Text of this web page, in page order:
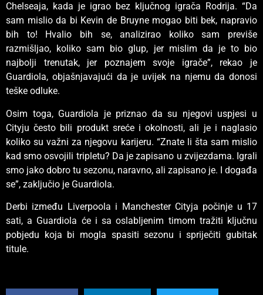
Chelseaja, kada je igrao bez ključnog igrača Rodrija. “Da
sam mislio da bi Kevin de Bruyne mogao biti bek, napravio
bih to! Hvalio bih se, analizirao koliko sam previše
razmišljao, koliko sam bio glup, jer mislim da je to bio
najbolji trenutak, jer poznajem svoje igrače”, rekao je
Guardiola, objašnjavajući da je uvijek na njemu da donosi
teške odluke.
Osim toga, Guardiola je priznao da su njegovi uspjesi u
Cityju često bili produkt sreće i okolnosti, ali je i naglasio
koliko su važni za njegovu karijeru. “Znate li šta sam mislio
kad smo osvojili tripletu? Da je zapisano u zvijezdama. Igrali
smo jako dobro tu sezonu, naravno, ali zapisano je. I događa
se”, zaključio je Guardiola.
Derbi između Liverpoola i Manchester Cityja počinje u 17
sati, a Guardiola će i sa oslabljenim timom tražiti ključnu
pobjedu koja bi mogla spasiti sezonu i spriječiti gubitak
titule.